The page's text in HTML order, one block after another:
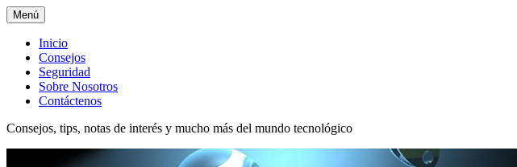
Menú
Menú
superior
Inicio
Consejos
Seguridad
Sobre Nosotros
Contáctenos
Consejos, tips, notas de interés y mucho más del mundo tecnológico